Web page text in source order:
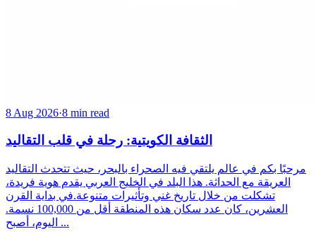
8 Aug 2026·8 min read
الثقافة الكويتية: رحلة في قلب التقاليد
مرحبًا بكم في عالم يلتقي فيه الصحراء بالبحر، حيث تتحدث التقاليد
العريقة مع الحداثة. هذا البلد في الخليج العربي يقدم هوية فريدة،
تشكلت من خلال تاريخ غني وتأثيرات متنوعة.في بداية القرن
العشرين، كان عدد سكان هذه المنطقة أقل من 100,000 نسمة.
اليوم، أصبح ...